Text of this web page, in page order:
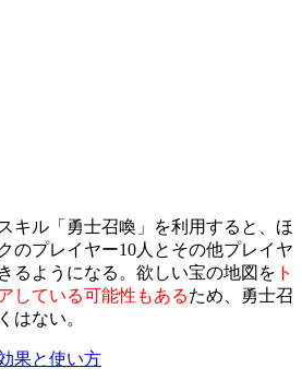
キル「勇士召喚」を利用すると、ほ
のプレイヤー10人とその他プレイヤ
るようになる。欲しい宝の地図を ト
している可能性もあるため、勇士召
はない。
果と使い方